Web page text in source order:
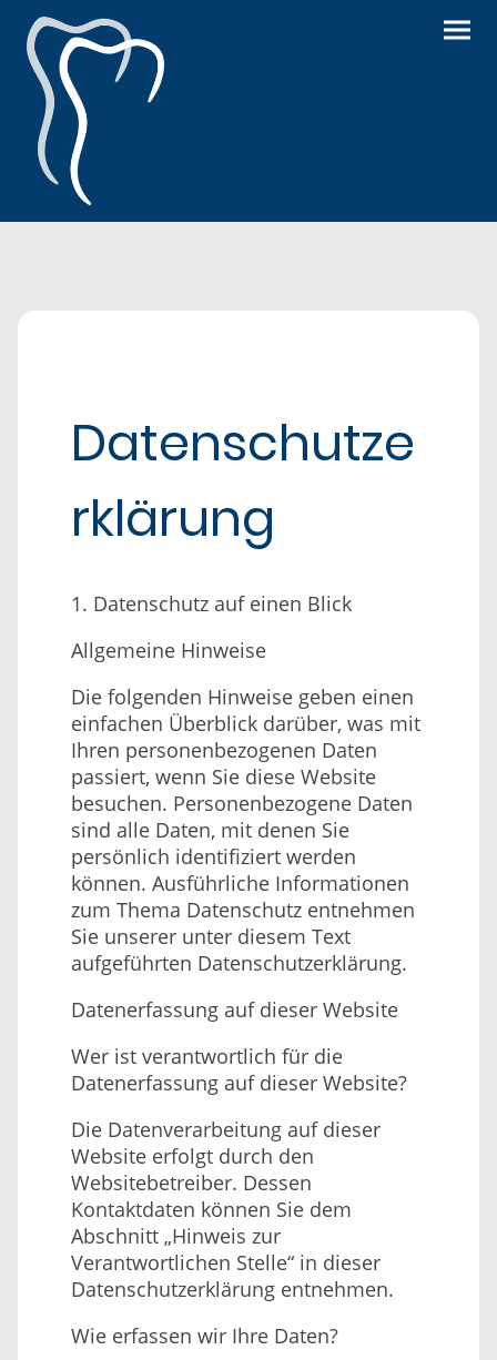
Datenschutz­e
rklärung
1. Datenschutz auf einen Blick
Allgemeine Hinweise
Die folgenden Hinweise geben einen
einfachen Überblick darüber, was mit
Ihren personenbezogenen Daten
passiert, wenn Sie diese Website
besuchen. Personenbezogene Daten
sind alle Daten, mit denen Sie
persönlich identifiziert werden
können. Ausführliche Informationen
zum Thema Datenschutz entnehmen
Sie unserer unter diesem Text
aufgeführten Datenschutzerklärung.
Datenerfassung auf dieser Website
Wer ist verantwortlich für die
Datenerfassung auf dieser Website?
Die Datenverarbeitung auf dieser
Website erfolgt durch den
Websitebetreiber. Dessen
Kontaktdaten können Sie dem
Abschnitt „Hinweis zur
Verantwortlichen Stelle“ in dieser
Datenschutzerklärung entnehmen.
Wie erfassen wir Ihre Daten?